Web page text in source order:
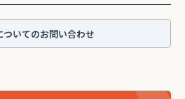
ついてのお問い合わせ